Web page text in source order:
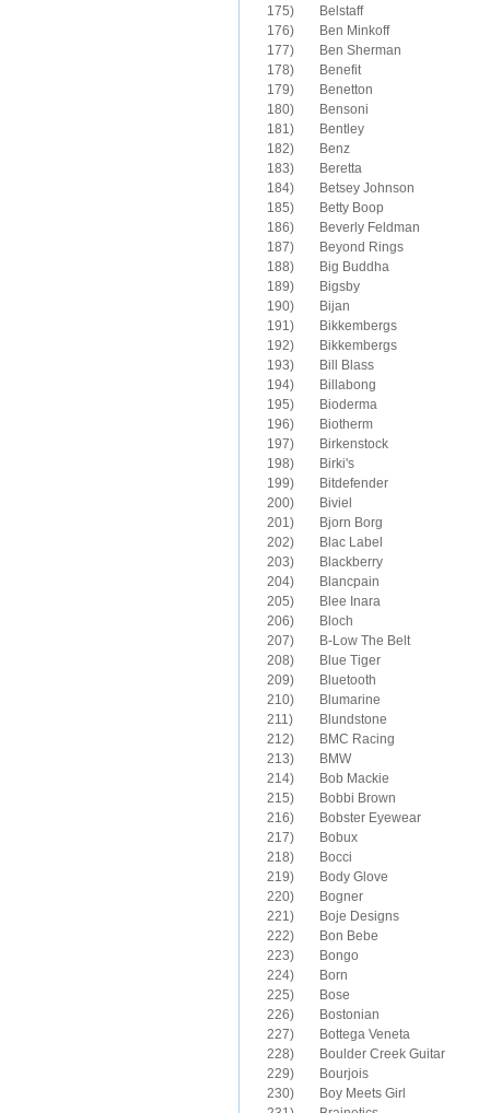
175)	Belstaff
176)	Ben Minkoff
177)	Ben Sherman
178)	Benefit
179)	Benetton
180)	Bensoni
181)	Bentley
182)	Benz
183)	Beretta
184)	Betsey Johnson
185)	Betty Boop
186)	Beverly Feldman
187)	Beyond Rings
188)	Big Buddha
189)	Bigsby
190)	Bijan
191)	Bikkembergs
192)	Bikkembergs
193)	Bill Blass
194)	Billabong
195)	Bioderma
196)	Biotherm
197)	Birkenstock
198)	Birki's
199)	Bitdefender
200)	Biviel
201)	Bjorn Borg
202)	Blac Label
203)	Blackberry
204)	Blancpain
205)	Blee Inara
206)	Bloch
207)	B-Low The Belt
208)	Blue Tiger
209)	Bluetooth
210)	Blumarine
211)	Blundstone
212)	BMC Racing
213)	BMW
214)	Bob Mackie
215)	Bobbi Brown
216)	Bobster Eyewear
217)	Bobux
218)	Bocci
219)	Body Glove
220)	Bogner
221)	Boje Designs
222)	Bon Bebe
223)	Bongo
224)	Born
225)	Bose
226)	Bostonian
227)	Bottega Veneta
228)	Boulder Creek Guitar
229)	Bourjois
230)	Boy Meets Girl